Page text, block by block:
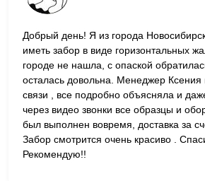
Добрый день! Я из города
иметь забор в виде горизонтальных
городе не нашла, с опаской
осталась довольна. Менеджер
связи , все подробно объясняла и
через видео звонки все образцы и
был выполнен вовремя, доставка за
Забор смотрится очень красиво .
Рекомендую!!